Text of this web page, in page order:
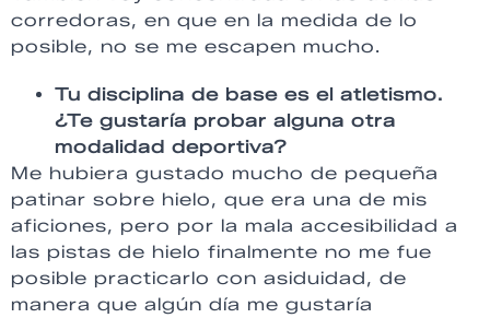
corredoras, en que en la medida de lo
posible, no se me escapen mucho.
Tu disciplina de base es el atletismo.
¿Te gustaría probar alguna otra
modalidad deportiva?
Me hubiera gustado mucho de pequeña
patinar sobre hielo, que era una de mis
aficiones, pero por la mala accesibilidad a
las pistas de hielo finalmente no me fue
posible practicarlo con asiduidad, de
manera que algún día me gustaría